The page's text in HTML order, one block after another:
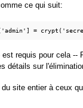
ce qui suit:
est requis pour cela
détails sur
du site entier à ceux